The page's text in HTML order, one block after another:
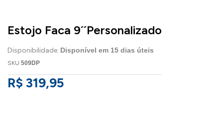
Estojo Faca 9´´Personalizado
Disponibilidade: Disponível em 15 dias úteis
SKU 509DP
R$ 319,95